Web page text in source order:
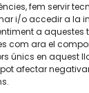
fem servir
i/o accedir a la
a aquestes
com ara el
únics en aquest
afectar
FB IN
Policy